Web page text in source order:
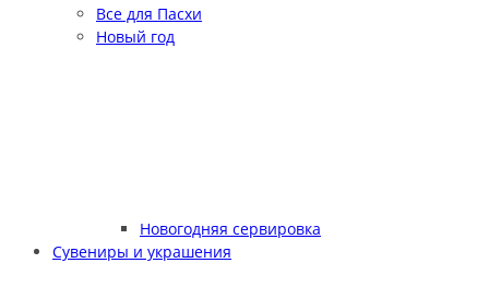
Все для Пасхи
Новый год
Новогодняя сервировка
Сувениры и украшения